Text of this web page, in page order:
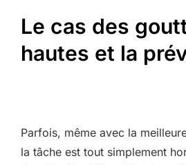
Le cas des
hautes et la
Parfois, même avec la
la tâche est tout simplement